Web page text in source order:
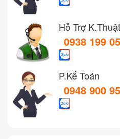
Hỗ Trợ K.Thuật
0938 199
P.Kế Toán
0948 900